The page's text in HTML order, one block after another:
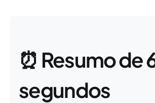
⏰ Resumo de
segundos